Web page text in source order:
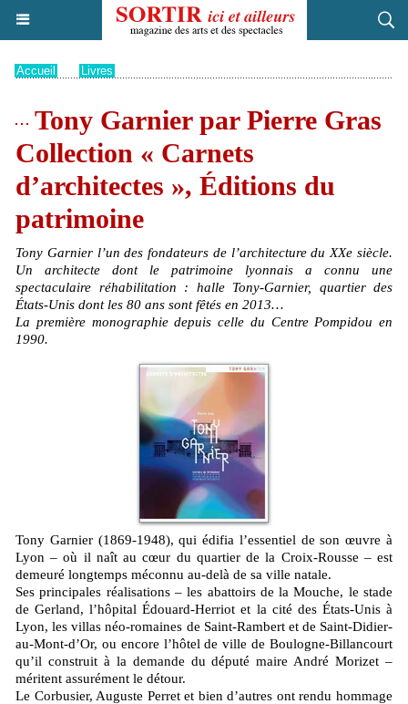
Accueil Livres
Tony Garnier par Pierre Gras
Collection « Carnets
d’architectes », Éditions du
patrimoine
Tony Garnier l’un des fondateurs de l’architecture du XXe siècle.
Un architecte dont le patrimoine lyonnais a connu une
spectaculaire réhabilitation : halle Tony-Garnier, quartier des
États-Unis dont les 80 ans sont fêtés en 2013…
La première monographie depuis celle du Centre Pompidou en
1990.
Tony Garnier (1869-1948), qui édifia l’essentiel de son œuvre à
Lyon – où il naît au cœur du quartier de la Croix-Rousse – est
demeuré longtemps méconnu au-delà de sa ville natale.
Ses principales réalisations – les abattoirs de la Mouche, le stade
de Gerland, l’hôpital Édouard-Herriot et la cité des États-Unis à
Lyon, les villas néo-romaines de Saint-Rambert et de Saint-Didier-
au-Mont-d’Or, ou encore l’hôtel de ville de Boulogne-Billancourt
qu’il construit à la demande du député maire André Morizet –
méritent assurément le détour.
Le Corbusier, Auguste Perret et bien d’autres ont rendu hommage